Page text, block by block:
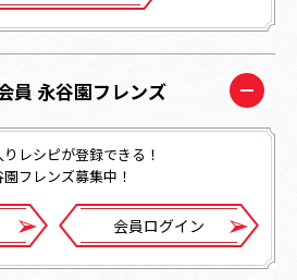
員 永谷園フレンズ
レシピが登録できる！
フレンズ募集中！
会員ログイン